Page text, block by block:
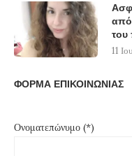
του
11
ΦΟΡΜΑ ΕΠΙΚΟΙΝΩΝΙΑΣ
Ονοματεπώνυμο (*)